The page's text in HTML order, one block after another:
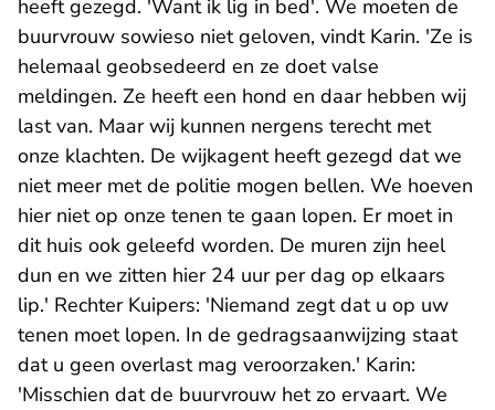
heeft gezegd. 'Want ik lig in bed'. We moeten de
buurvrouw sowieso niet geloven, vindt Karin. 'Ze is
helemaal geobsedeerd en ze doet valse
meldingen. Ze heeft een hond en daar hebben wij
last van. Maar wij kunnen nergens terecht met
onze klachten. De wijkagent heeft gezegd dat we
niet meer met de politie mogen bellen. We hoeven
hier niet op onze tenen te gaan lopen. Er moet in
dit huis ook geleefd worden. De muren zijn heel
dun en we zitten hier 24 uur per dag op elkaars
lip.' Rechter Kuipers: 'Niemand zegt dat u op uw
tenen moet lopen. In de gedragsaanwijzing staat
dat u geen overlast mag veroorzaken.' Karin:
'Misschien dat de buurvrouw het zo ervaart. We